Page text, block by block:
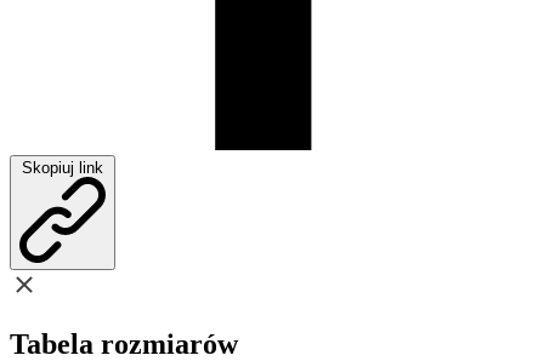
Skopiuj link
Tabela rozmiarów